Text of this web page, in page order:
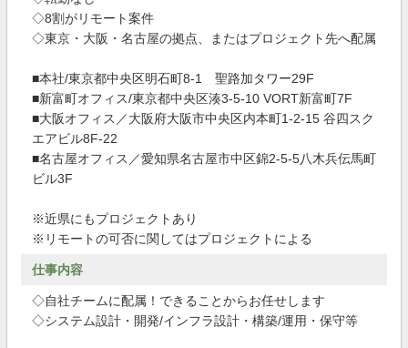
◇8割がリモート案件
◇東京・大阪・名古屋の拠点、またはプロジェクト先へ配属
■本社/東京都中央区明石町8-1 聖路加タワー29F
■新富町オフィス/東京都中央区湊3-5-10 VORT新富町7F
■大阪オフィス／大阪府大阪市中央区内本町1-2-15 谷四スク
エアビル8F-22
■名古屋オフィス／愛知県名古屋市中区錦2-5-5八木兵伝馬町
ビル3F
※近県にもプロジェクトあり
※リモートの可否に関してはプロジェクトによる
仕事内容
◇自社チームに配属！できることからお任せします
◇システム設計・開発/インフラ設計・構築/運用・保守等